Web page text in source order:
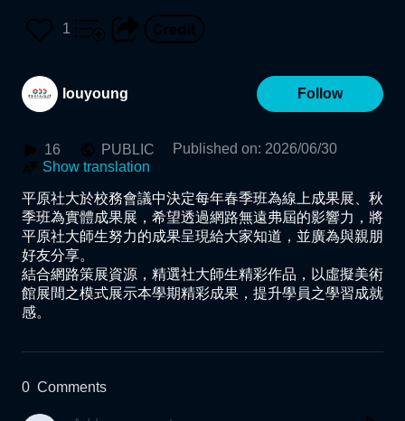
展間）
1
louyoung Follow
16 PUBLIC Published on: 2026/06/30
Show translation
平原社大於校務會議中決定每年春季班為線上成果展、秋
季班為實體成果展，希望透過網路無遠弗屆的影響力，將
平原社大師生努力的成果呈現給大家知道，並廣為與親朋
好友分享。
結合網路策展資源，精選社大師生精彩作品，以虛擬美術
館展間之模式展示本學期精彩成果，提升學員之學習成就
感。
0 Comments